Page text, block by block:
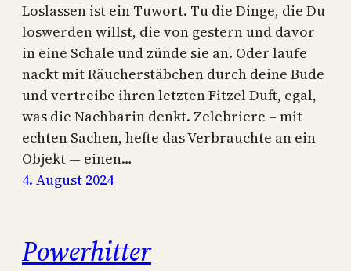
Loslassen ist ein Tuwort. Tu die Dinge, die Du
loswerden willst, die von gestern und davor
in eine Schale und zünde sie an. Oder laufe
nackt mit Räucherstäbchen durch deine Bude
und vertreibe ihren letzten Fitzel Duft, egal,
was die Nachbarin denkt. Zelebriere – mit
echten Sachen, hefte das Verbrauchte an ein
Objekt — einen…
4. August 2024
Powerhitter